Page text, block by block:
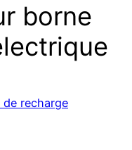
borne
de recharge